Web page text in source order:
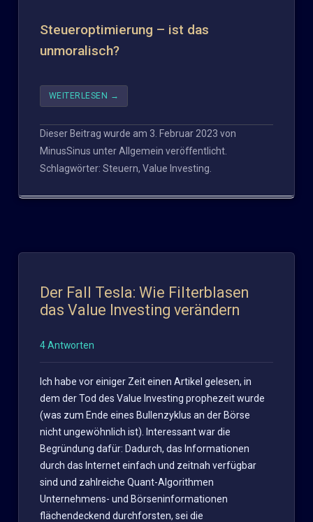
Steueroptimierung – ist das
unmoralisch?
WEITERLESEN →
Dieser Beitrag wurde am 3. Februar 2023 von
MinusSinus unterAllgemein veröffentlicht.
Schlagwörter: Steuern, Value Investing.
Der Fall Tesla: Wie Filterblasen
das Value Investing verändern
4 Antworten
Ich habe vor einiger Zeit einen Artikel gelesen, in
dem der Tod des Value Investing prophezeit wurde
(was zum Ende eines Bullenzyklus an der Börse
nicht ungewöhnlich ist). Interessant war die
Begründung dafür: Dadurch, das Informationen
durch das Internet einfach und zeitnah verfügbar
sind und zahlreiche Quant-Algorithmen
Unternehmens- und Börseninformationen
flächendeckend durchforsten, sei die